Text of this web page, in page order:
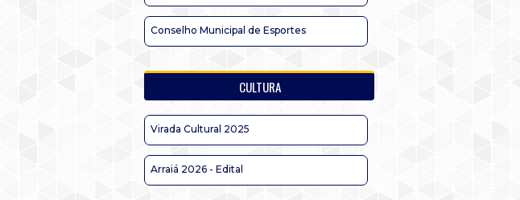
Conselho Municipal de Esportes
CULTURA
Virada Cultural 2025
Arraiá 2026 - Edital